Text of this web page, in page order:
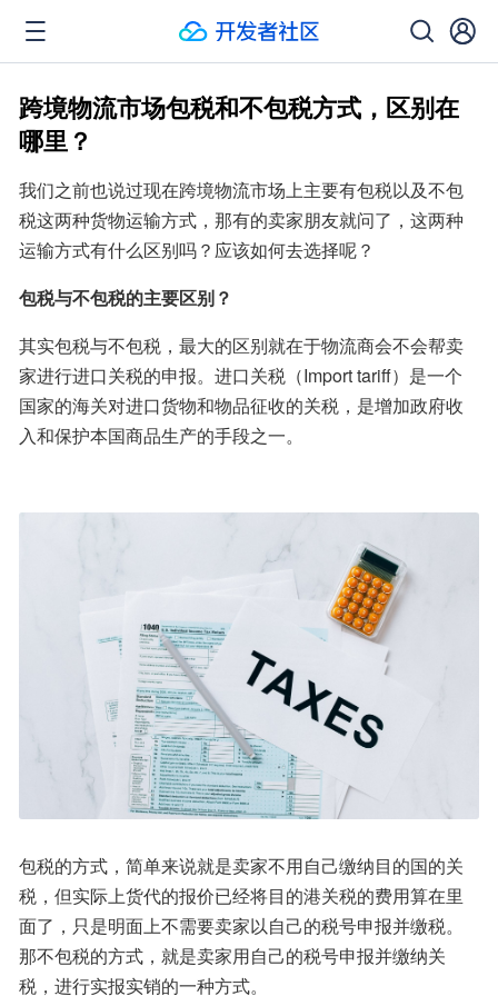
跨境物流市场包税和不包税方式，区别在
哪里？
我们之前也说过现在跨境物流市场上主要有包税以及不包
税这两种货物运输方式，那有的卖家朋友就问了，这两种
运输方式有什么区别吗？应该如何去选择呢？
包税与不包税的主要区别？
其实包税与不包税，最大的区别就在于物流商会不会帮卖
家进行进口关税的申报。进口关税（Import tariff）是一个
国家的海关对进口货物和物品征收的关税，是增加政府收
入和保护本国商品生产的手段之一。
包税的方式，简单来说就是卖家不用自己缴纳目的国的关
税，但实际上货代的报价已经将目的港关税的费用算在里
面了，只是明面上不需要卖家以自己的税号申报并缴税。
那不包税的方式，就是卖家用自己的税号申报并缴纳关
税，进行实报实销的一种方式。